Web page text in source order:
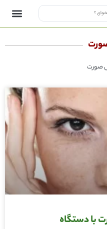
صورت
با دستگاه